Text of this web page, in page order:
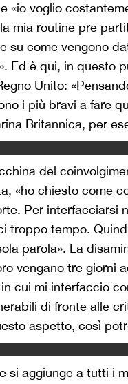
«io voglio
mia routine pre
su come vengono
Ed è qui, in questo
Unito:
i più bravi a fare
Britannica, per
del
«ho chiesto come
Per interfacciarsi
troppo tempo.
parola». La
vengano tre giorni
cui mi interfaccio
di fronte alle
aspetto, così
si aggiunge a tutti i